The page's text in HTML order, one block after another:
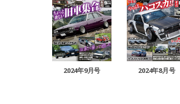
2024年9月号 2024年8月号